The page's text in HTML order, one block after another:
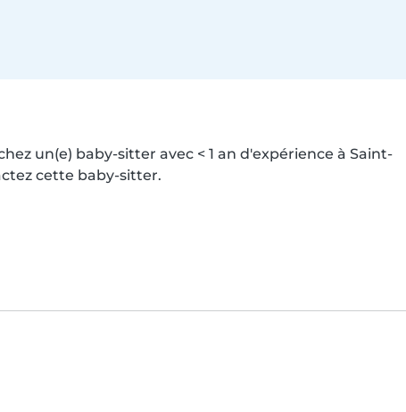
un(e) baby-sitter avec < 1 an d'expérience à Saint-
cette baby-sitter.